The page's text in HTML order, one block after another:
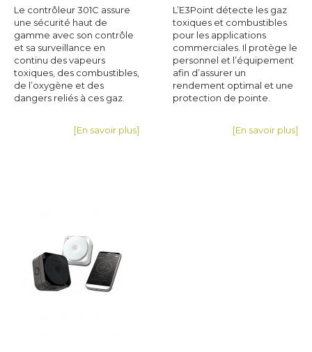
Le contrôleur 301C assure
une sécurité haut de
gamme avec son contrôle
et sa surveillance en
continu des vapeurs
toxiques, des combustibles,
de l’oxygène et des
dangers reliés à ces gaz.
[En savoir plus]
L’E3Point détecte les gaz
toxiques et combustibles
pour les applications
commerciales. Il protège le
personnel et l’équipement
afin d’assurer un
rendement optimal et une
protection de pointe.
[En savoir plus]